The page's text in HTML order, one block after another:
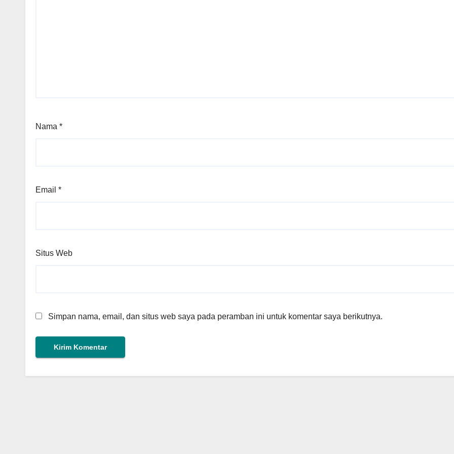
Nama *
Email *
Situs Web
Simpan nama, email, dan situs web saya pada peramban ini untuk komentar saya berikutnya.